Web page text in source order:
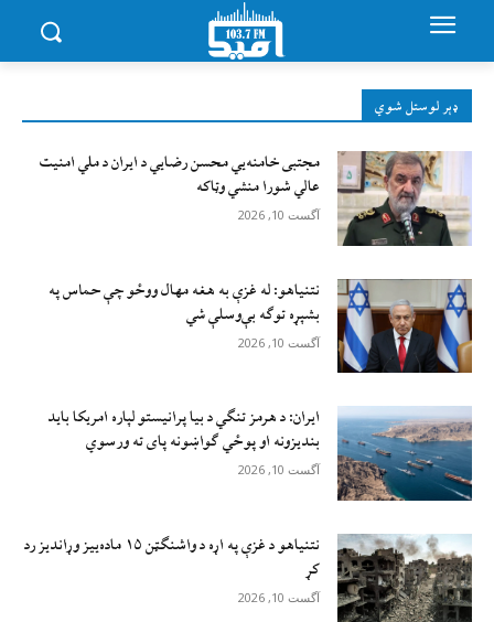
ډېر لوستل شوي
مجتبی خامنه‌يي محسن رضايي د ایران د ملي امنیت
عالي شورا منشي وټاکه
آگست 10, 2026
نتنیاهو: له غزې به هغه مهال ووځو چې حماس په
بشپړه توګه بې‌وسلې شي
آگست 10, 2026
ایران: د هرمز تنګي د بیا پرانیستو لپاره امریکا باید
بندیزونه او پوځي ګواښونه پای ته ورسوي
آگست 10, 2026
نتنیاهو د غزې په اړه د واشنګټن ۱۵ ماده‌ییز وړاندیز رد
کړ
آگست 10, 2026